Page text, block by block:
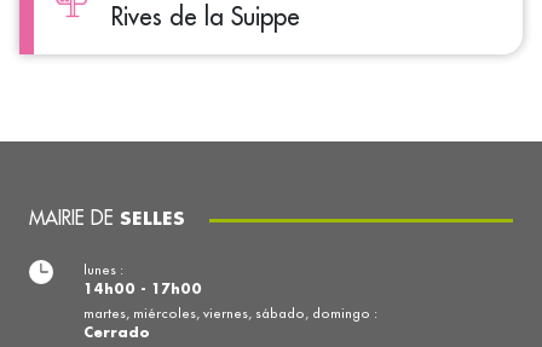
Rives de la Suippe
MAIRIE DE SELLES
lunes :
14h00 - 17h00
martes, miércoles, viernes, sábado, domingo :
Cerrado